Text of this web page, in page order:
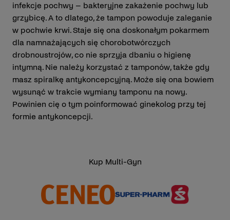
infekcje pochwy – bakteryjne zakażenie pochwy lub
grzybicę. A to dlatego, że tampon powoduje zaleganie
w pochwie krwi. Staje się ona doskonałym pokarmem
dla namnażających się chorobotwórczych
drobnoustrojów, co nie sprzyja dbaniu o higienę
intymną. Nie należy korzystać z tamponów, także gdy
masz spiralkę antykoncepcyjną. Może się ona bowiem
wysunąć w trakcie wymiany tamponu na nowy.
Powinien cię o tym poinformować ginekolog przy tej
formie antykoncepcji.
Kup Multi-Gyn